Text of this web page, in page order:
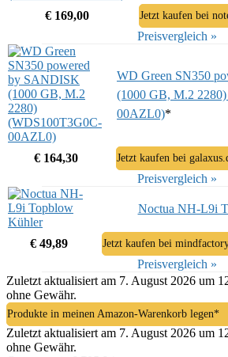
€ 169,00 Jetzt kaufen bei
Preisvergleich »
WD Green SN350
(1000 GB, M.2
00AZL0)*
€ 164,30 Jetzt kaufen bei
Preisvergleich »
Noctua NH-L9i
€ 49,89 Jetzt kaufen bei
Preisvergleich »
Zuletzt aktualisiert am 7. August 2026 um
ohne Gewähr.
Produkte in meinen Amazon-Warenkorb legen*
Zuletzt aktualisiert am 7. August 2026 um
ohne Gewähr.